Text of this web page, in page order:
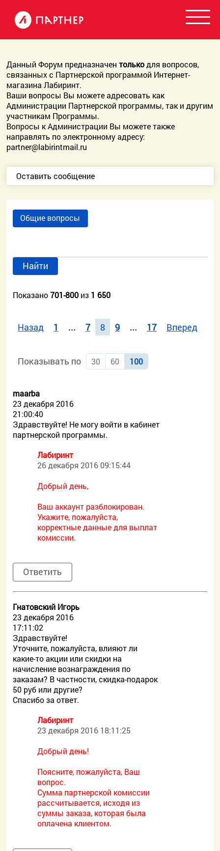
Данный Форум предназначентолькодля вопросов,
связанных с Партнерской программой Интернет-
магазина Лабиринт.
Ваши вопросы Вы можете адресовать как
Администрации Партнерской программы, так и другим
участникам Программы.
Вопросы к Администрации Вы можете также
направлять по электронному адресу:
partner@labirintmail.ru
Оставить сообщение
Общие вопросы
Найти
Показано701-800 из 1 650
Назад 1 ... 7 8 9 ... 17 Вперед
Показывать по 30 60 100
maarba
23 декабря 2016
21:00:40
Здравствуйте! Не могу войти в кабинет
партнерской программы.
Лабиринт
26 декабря 2016 09:15:44
Добрый день,
Ваш аккаунт разблокирован.
Укажите, пожалуйста,
корректные данные для выплат
комиссии.
Ответить
Гнатовский Игорь
23 декабря 2016
17:11:02
Здравствуйте!
Уточните, пожалуйста, влияют ли
какие-то акции или скидки на
начисление вознаграждения по
заказам? В частности, скидка-подарок
50 руб или другие?
Спасибо за ответ.
Лабиринт
23 декабря 2016 18:11:25
Добрый день!
Поясните, пожалуйста, Ваш
вопрос.
Сумма партнерской комиссии
рассчитывается, исходя из
суммы заказа, которая была
оплачена клиентом.